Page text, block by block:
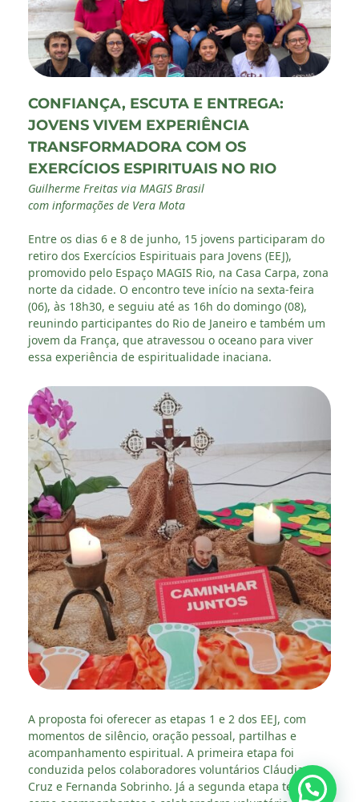
CONFIANÇA, ESCUTA E ENTREGA:
JOVENS VIVEM EXPERIÊNCIA
TRANSFORMADORA COM OS
EXERCÍCIOS ESPIRITUAIS NO RIO
Guilherme Freitas via MAGIS Brasil
com informações de Vera Mota
Entre os dias 6 e 8 de junho, 15 jovens participaram do
retiro dos Exercícios Espirituais para Jovens (EEJ),
promovido pelo Espaço MAGIS Rio, na Casa Carpa, zona
norte da cidade. O encontro teve início na sexta-feira
(06), às 18h30, e seguiu até as 16h do domingo (08),
reunindo participantes do Rio de Janeiro e também um
jovem da França, que atravessou o oceano para viver
essa experiência de espiritualidade inaciana.
A proposta foi oferecer as etapas 1 e 2 dos EEJ, com
momentos de silêncio, oração pessoal, partilhas e
acompanhamento espiritual. A primeira etapa foi
conduzida pelos colaboradores voluntários Cláudia
Cruz e Fernanda Sobrinho. Já a segunda etapa teve